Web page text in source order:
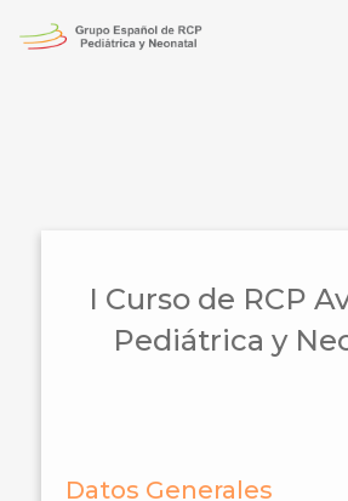
I Curso de RCP
Pediátrica y
Datos Generales